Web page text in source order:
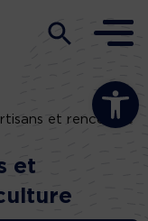
Ouvrir la
et rencontre
et